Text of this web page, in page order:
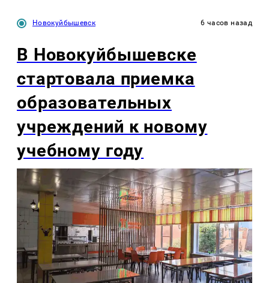
Новокуйбышевск 6 часов назад
В Новокуйбышевске
стартовала приемка
образовательных
учреждений к новому
учебному году